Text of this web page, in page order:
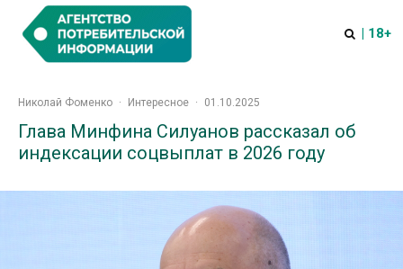
| 18+
Николай Фоменко · Интересное · 01.10.2025
Глава Минфина Силуанов рассказал об
индексации соцвыплат в 2026 году